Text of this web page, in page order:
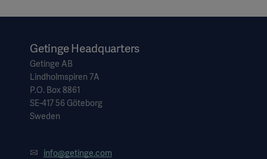
Getinge Headquarters
Getinge AB
Lindholmspiren 7A
P.O. Box 8861
SE-417 56 Göteborg
Sweden
info@getinge.com